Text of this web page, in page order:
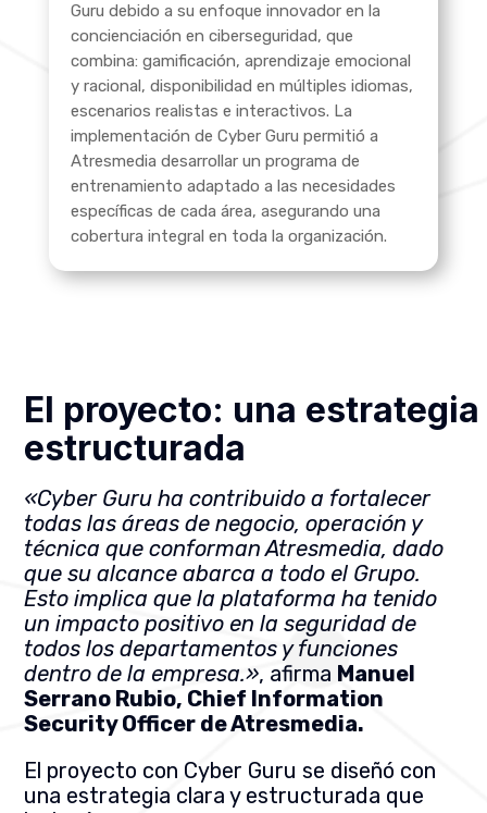
Guru debido a su enfoque innovador en la
concienciación en ciberseguridad, que
combina: gamificación, aprendizaje emocional
y racional, disponibilidad en múltiples idiomas,
escenarios realistas e interactivos. La
implementación de Cyber Guru permitió a
Atresmedia desarrollar un programa de
entrenamiento adaptado a las necesidades
específicas de cada área, asegurando una
cobertura integral en toda la organización.
El proyecto: una estrategia
estructurada
«Cyber Guru ha contribuido a fortalecer
todas las áreas de negocio, operación y
técnica que conforman Atresmedia, dado
que su alcance abarca a todo el Grupo.
Esto implica que la plataforma ha tenido
un impacto positivo en la seguridad de
todos los departamentos y funciones
dentro de la empresa.»​, afirma Manuel
Serrano Rubio, Chief Information
Security Officer de Atresmedia.
El proyecto con Cyber Guru se diseñó con
una estrategia clara y estructurada que